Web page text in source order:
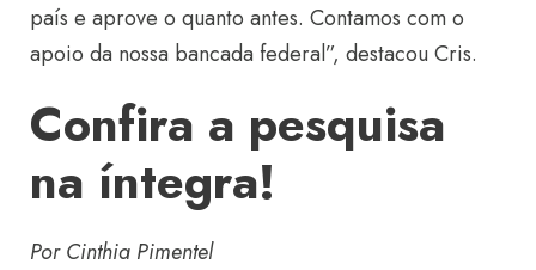
país e aprove o quanto antes. Contamos com o
apoio da nossa bancada federal”, destacou Cris.
Confira a pesquisa
na íntegra!
Por Cinthia Pimentel